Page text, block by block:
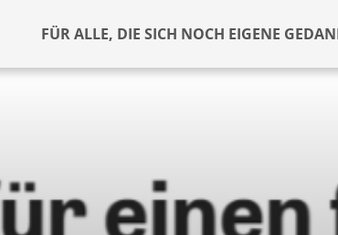
FÜR ALLE, DIE SICH NOCH EIGENE